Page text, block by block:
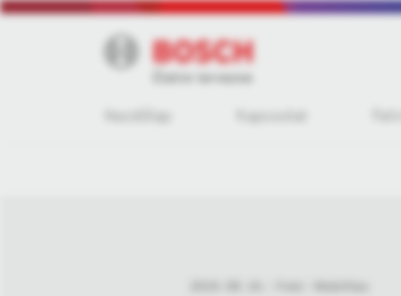
Kezdőlap Kapcsolat